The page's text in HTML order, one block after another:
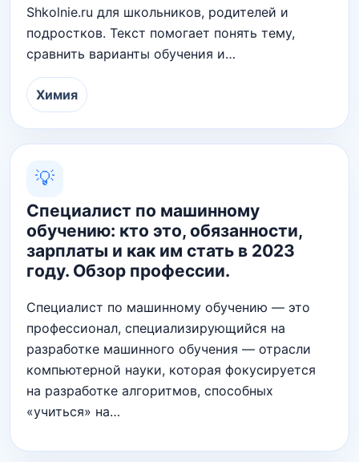
Shkolnie.ru для школьников, родителей и
подростков. Текст помогает понять тему,
сравнить варианты обучения и…
Химия
💡
Специалист по машинному
обучению: кто это, обязанности,
зарплаты и как им стать в 2023
году. Обзор профессии.
Специалист по машинному обучению — это
профессионал, специализирующийся на
разработке машинного обучения — отрасли
компьютерной науки, которая фокусируется
на разработке алгоритмов, способных
«учиться» на…